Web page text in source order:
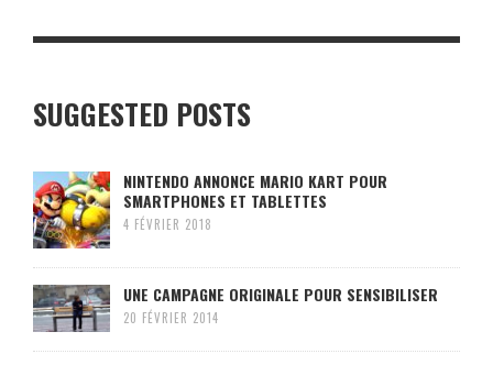
SUGGESTED POSTS
NINTENDO ANNONCE MARIO KART POUR
SMARTPHONES ET TABLETTES
4 FÉVRIER 2018
UNE CAMPAGNE ORIGINALE POUR SENSIBILISER
20 FÉVRIER 2014